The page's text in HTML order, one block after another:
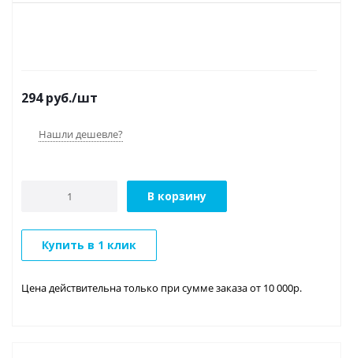
294руб./шт
Нашли дешевле?
В корзину
Купить в 1 клик
Цена действительна только при сумме заказа от 10 000р.